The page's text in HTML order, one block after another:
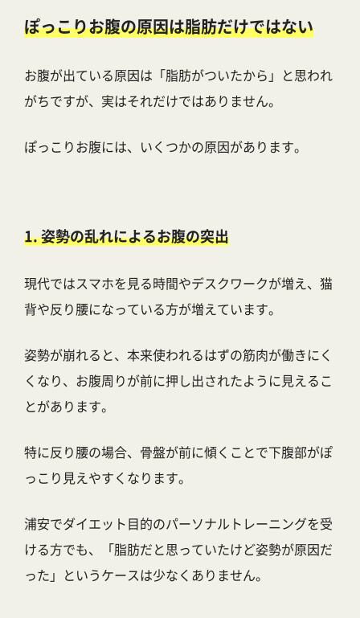
ぽっこりお腹の原因は脂肪だけではない
お腹が出ている原因は「脂肪がついたから」と思われ
がちですが、実はそれだけではありません。
ぽっこりお腹には、いくつかの原因があります。
1. 姿勢の乱れによるお腹の突出
現代ではスマホを見る時間やデスクワークが増え、猫
背や反り腰になっている方が増えています。
姿勢が崩れると、本来使われるはずの筋肉が働きにく
くなり、お腹周りが前に押し出されたように見えるこ
とがあります。
特に反り腰の場合、骨盤が前に傾くことで下腹部がぽ
っこり見えやすくなります。
浦安でダイエット目的のパーソナルトレーニングを受
ける方でも、「脂肪だと思っていたけど姿勢が原因だ
った」というケースは少なくありません。